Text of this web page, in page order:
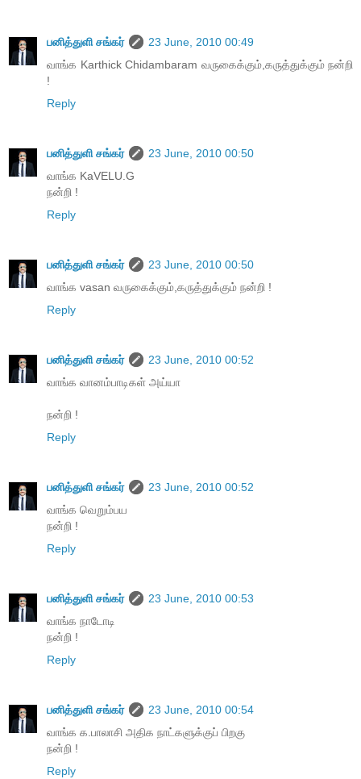
பனித்துளி சங்கர்
23 June, 2010 00:49
வாங்க Karthick Chidambaram வருகைக்கும்,கருத்துக்கும் நன்றி
!
Reply
பனித்துளி சங்கர்
23 June, 2010 00:50
வாங்க KaVELU.G
நன்றி !
Reply
பனித்துளி சங்கர்
23 June, 2010 00:50
வாங்க vasan வருகைக்கும்,கருத்துக்கும் நன்றி !
Reply
பனித்துளி சங்கர்
23 June, 2010 00:52
வாங்க வானம்பாடிகள் அய்யா
நன்றி !
Reply
பனித்துளி சங்கர்
23 June, 2010 00:52
வாங்க வெறும்பய
நன்றி !
Reply
பனித்துளி சங்கர்
23 June, 2010 00:53
வாங்க நாடோடி
நன்றி !
Reply
பனித்துளி சங்கர்
23 June, 2010 00:54
வாங்க க.பாலாசி அதிக நாட்களுக்குப் பிறகு
நன்றி !
Reply